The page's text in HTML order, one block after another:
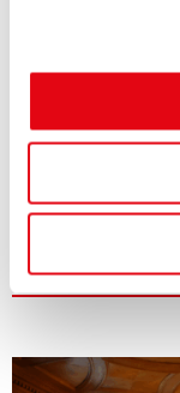
24.06.2026 Politik,
Rückblick